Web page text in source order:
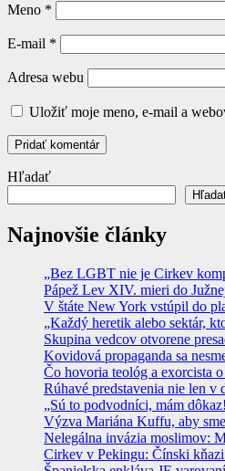
Meno *
E-mail *
Adresa webu
Uložiť moje meno, e-mail a
Hľadať
Najnovšie články
„Bez LGBT nie je Cirkev
Pápež Lev XIV. mieri do
V štáte New York vstúpil do
„Každý heretik alebo sektár,
Skupina vedcov otvorene
Kovidová propaganda sa
Čo hovoria teológ a exorcista
Rúhavé predstavenia nie len v
„Sú to podvodníci, mám
Výzva Mariána Kuffu, aby
Nelegálna invázia moslimov:
Cirkev v Pekingu: Čínski